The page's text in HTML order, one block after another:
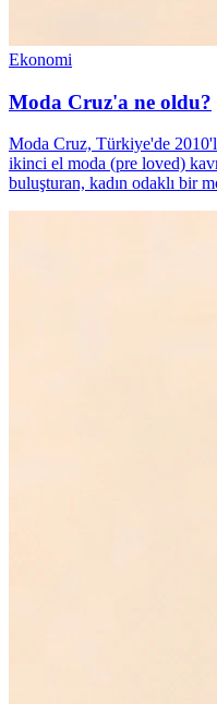
Ekonomi
Moda Cruz'a ne oldu?
Moda Cruz, Türkiye'de
ikinci el moda (pre loved)
buluşturan, kadın odaklı bir